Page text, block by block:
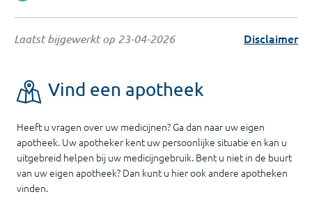
Laatst bijgewerkt op 23-04-2026 Disclaimer
Vind een apotheek
Heeft u vragen over uw medicijnen? Ga dan naar uw eigen
apotheek. Uw apotheker kent uw persoonlijke situatie en kan u
uitgebreid helpen bij uw medicijngebruik. Bent u niet in de buurt
van uw eigen apotheek? Dan kunt u hier ook andere apotheken
vinden.